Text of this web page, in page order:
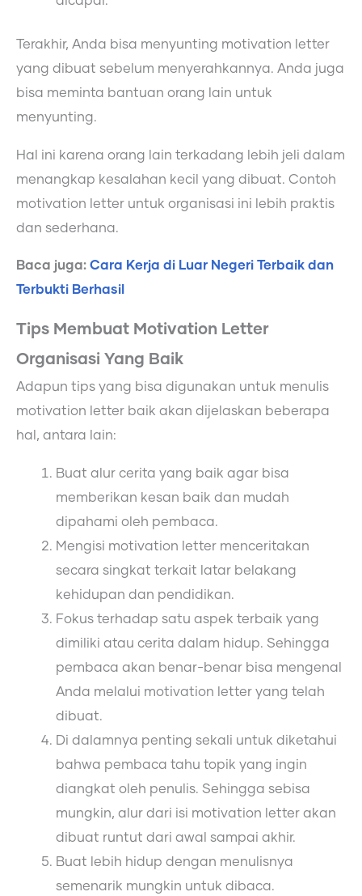
Terakhir, Anda bisa menyunting motivation letter
yang dibuat sebelum menyerahkannya. Anda juga
bisa meminta bantuan orang lain untuk
menyunting.
Hal ini karena orang lain terkadang lebih jeli dalam
menangkap kesalahan kecil yang dibuat. Contoh
motivation letter untuk organisasi ini lebih praktis
dan sederhana.
Baca juga: Cara Kerja di Luar Negeri Terbaik dan
Terbukti Berhasil
Tips Membuat Motivation Letter
Organisasi Yang Baik
Adapun tips yang bisa digunakan untuk menulis
motivation letter baik akan dijelaskan beberapa
hal, antara lain:
Buat alur cerita yang baik agar bisa
memberikan kesan baik dan mudah
dipahami oleh pembaca.
Mengisi motivation letter menceritakan
secara singkat terkait latar belakang
kehidupan dan pendidikan.
Fokus terhadap satu aspek terbaik yang
dimiliki atau cerita dalam hidup. Sehingga
pembaca akan benar-benar bisa mengenal
Anda melalui motivation letter yang telah
dibuat.
Di dalamnya penting sekali untuk diketahui
bahwa pembaca tahu topik yang ingin
diangkat oleh penulis. Sehingga sebisa
mungkin, alur dari isi motivation letter akan
dibuat runtut dari awal sampai akhir.
Buat lebih hidup dengan menulisnya
semenarik mungkin untuk dibaca.